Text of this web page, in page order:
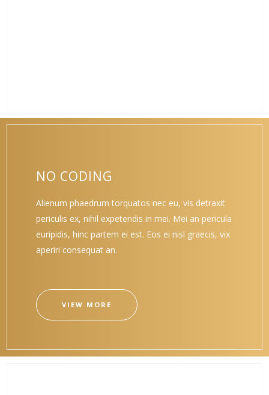
NO CODING
Alienum phaedrum torquatos nec eu, vis detraxit
periculis ex, nihil expetendis in mei. Mei an pericula
euripidis, hinc partem ei est. Eos ei nisl graecis, vix
aperiri consequat an.
VIEW MORE